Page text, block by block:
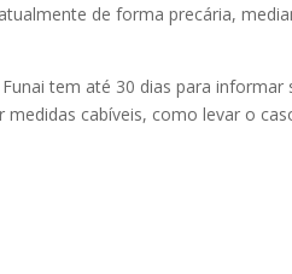
de forma precária,
tem até 30 dias para informar
cabíveis, como levar o